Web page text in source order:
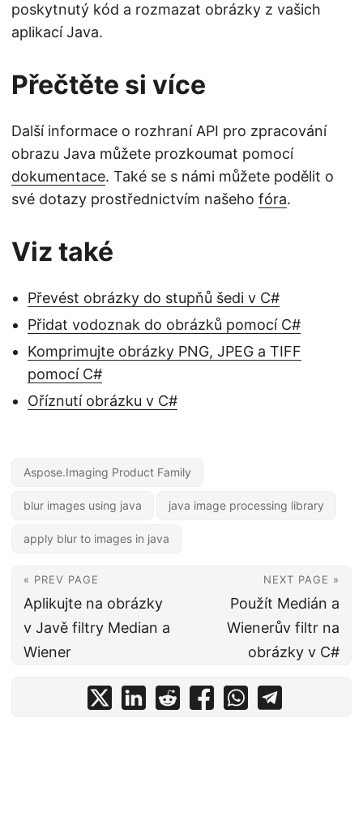
poskytnutý kód a rozmazat obrázky z vašich
aplikací Java.
Přečtěte si více
Další informace o rozhraní API pro zpracování
obrazu Java můžete prozkoumat pomocí
dokumentace. Také se s námi můžete podělit o
své dotazy prostřednictvím našeho fóra.
Viz také
Převést obrázky do stupňů šedi v C#
Přidat vodoznak do obrázků pomocí C#
Komprimujte obrázky PNG, JPEG a TIFF
pomocí C#
Oříznutí obrázku v C#
Aspose.Imaging Product Family
blur images using java java image processing library
apply blur to images in java
« PREV PAGE
Aplikujte na obrázky
v Javě filtry Median a
Wiener
NEXT PAGE »
Použít Medián a
Wienerův filtr na
obrázky v C#